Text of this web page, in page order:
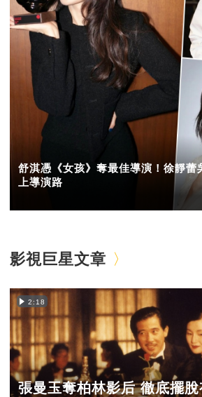
舒淇憑《女孩》奪最佳導演！徐靜蕾
上導演路
影視巨星文章
2:18
張曼玉奪柏林影后 徹底擺